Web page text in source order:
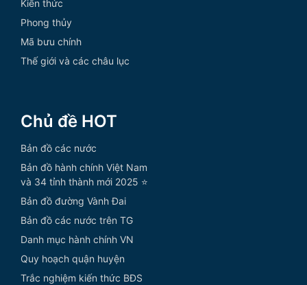
Kiến thức
Phong thủy
Mã bưu chính
Thế giới và các châu lục
Chủ đề HOT
Bản đồ các nước
Bản đồ hành chính Việt Nam
và 34 tỉnh thành mới 2025 ⭐
Bản đồ đường Vành Đai
Bản đồ các nước trên TG
Danh mục hành chính VN
Quy hoạch quận huyện
Trắc nghiệm kiến thức BĐS